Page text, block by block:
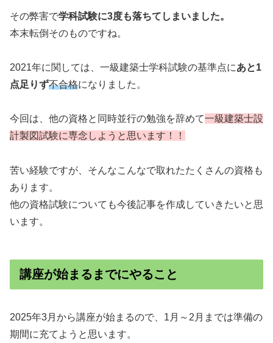
その弊害で学科試験に3度も落ちてしまいました。
本末転倒そのものですね。
2021年に関しては、一級建築士学科試験の基準点にあと1
点足りず不合格になりました。
今回は、他の資格と同時並行の勉強を辞めて一級建築士設
計製図試験に専念しようと思います！！
苦い経験ですが、そんなこんなで取れたたくさんの資格も
あります。
他の資格試験についても今後記事を作成していきたいと思
います。
講座が始まるまでにやること
2025年3月から講座が始まるので、1月～2月までは準備の
期間に充てようと思います。